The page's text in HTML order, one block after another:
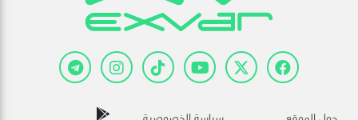
حول الموقع سياسة الخصوصية